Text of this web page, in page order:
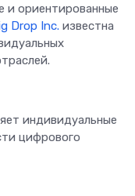
и ориентированные
Drop Inc. известна
индивидуальные
цифрового